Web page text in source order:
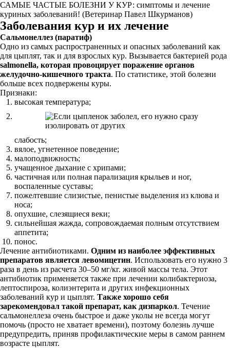
САМЫЕ ЧАСТЫЕ БОЛЕЗНИ У КУР: симптомы и лечение
куриных заболеваний! (Ветеринар Павел Шкурманов)
Заболевания кур и их лечение
Сальмонеллез (паратиф)
Одно из самых распространенных и опасных заболеваний как
для цыплят, так и для взрослых кур. Вызывается бактерией рода
salmonella, которая провоцирует поражение органов
желудочно-кишечного тракта. По статистике, этой болезни
больше всех подвержены куры.
Признаки:
высокая температура;
слабость;
вялое, угнетенное поведение;
малоподвижность;
учащенное дыхание с хрипами;
частичная или полная парализация крыльев и ног,
воспаленные суставы;
пожелтевшие слизистые, пенистые выделения из клюва и
носа;
опухшие, слезящиеся веки;
сильнейшая жажда, сопровождаемая полным отсутствием
аппетита;
понос.
Лечение антибиотиками. Одним из наиболее эффективных
препаратов является левомицетин. Использовать его нужно 3
раза в день из расчета 30–50 мг/кг. живой массы тела. Этот
антибиотик применяется также при лечении колибактериоза,
лептоспироза, колиэнтерита и других инфекционных
заболеваний кур и цыплят. Также хорошо себя
зарекомендовал такой препарат, как дизпаркол. Течение
сальмонеллеза очень быстрое и даже уколы не всегда могут
помочь (просто не хватает времени), поэтому болезнь лучше
предупредить, приняв профилактические меры в самом раннем
возрасте цыплят.